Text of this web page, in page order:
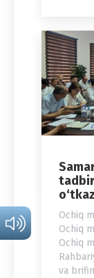
Ochiq
Ochiq
Ochiq
va